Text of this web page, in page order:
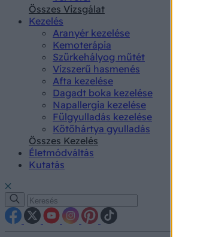
Összes Vizsgálat
Kezelés
Aranyér kezelése
Kemoterápia
Szürkehályog műtét
Vízszerű hasmenés
Afta kezelése
Dagadt boka kezelése
Napallergia kezelése
Fülgyulladás kezelése
Kötőhártya gyulladás
Összes Kezelés
Életmódváltás
Kutatás